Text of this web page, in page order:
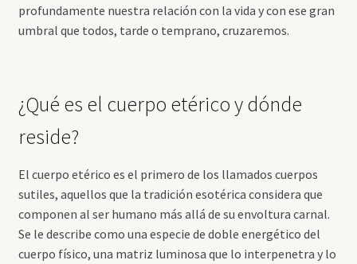
profundamente nuestra relación con la vida y con ese gran
umbral que todos, tarde o temprano, cruzaremos.
¿Qué es el cuerpo etérico y dónde
reside?
El cuerpo etérico es el primero de los llamados cuerpos
sutiles, aquellos que la tradición esotérica considera que
componen al ser humano más allá de su envoltura carnal.
Se le describe como una especie de doble energético del
cuerpo físico, una matriz luminosa que lo interpenetra y lo